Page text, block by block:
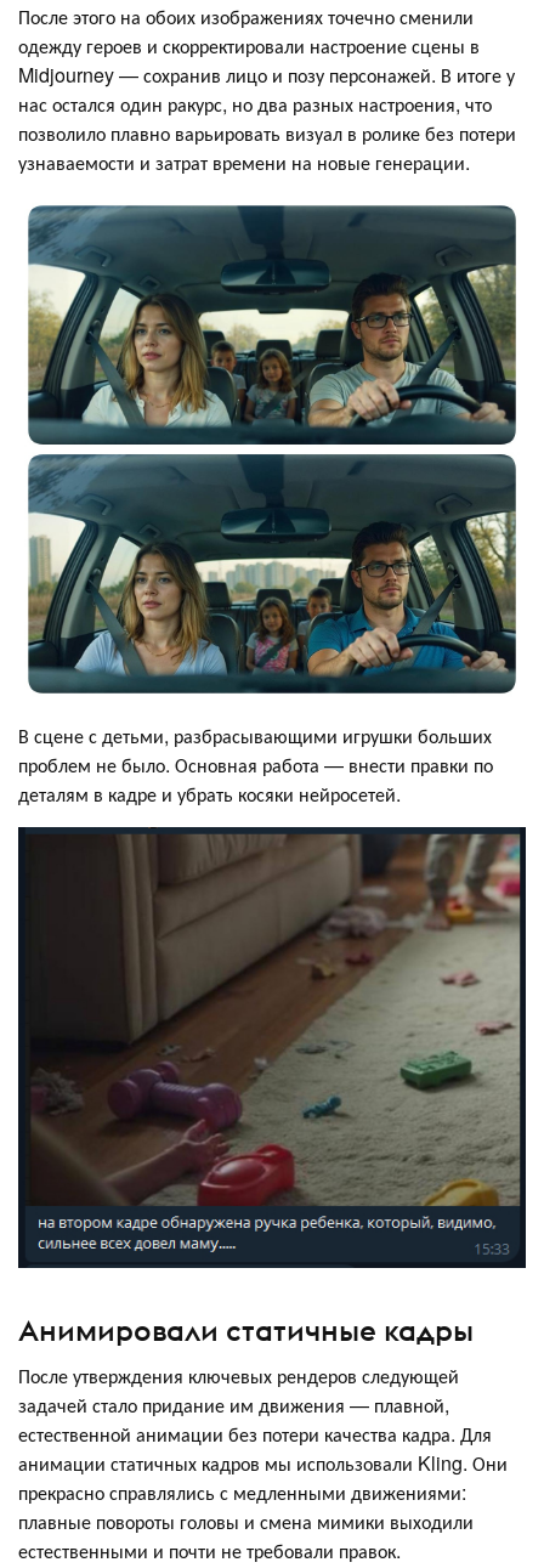
После этого на обоих изображениях точечно сменили
одежду героев и скорректировали настроение сцены в
Midjourney — сохранив лицо и позу персонажей. В итоге у
нас остался один ракурс, но два разных настроения, что
позволило плавно варьировать визуал в ролике без потери
узнаваемости и затрат времени на новые генерации.
В сцене с детьми, разбрасывающими игрушки больших
проблем не было. Основная работа — внести правки по
деталям в кадре и убрать косяки нейросетей.
Анимировали статичные кадры
После утверждения ключевых рендеров следующей
задачей стало придание им движения — плавной,
естественной анимации без потери качества кадра. Для
анимации статичных кадров мы использовали Kling. Они
прекрасно справлялись с медленными движениями:
плавные повороты головы и смена мимики выходили
естественными и почти не требовали правок.